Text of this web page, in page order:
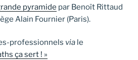
pyramide par Benoît Rittaud
Alain Fournier (Paris).
professionnels via le
ça sert ! »